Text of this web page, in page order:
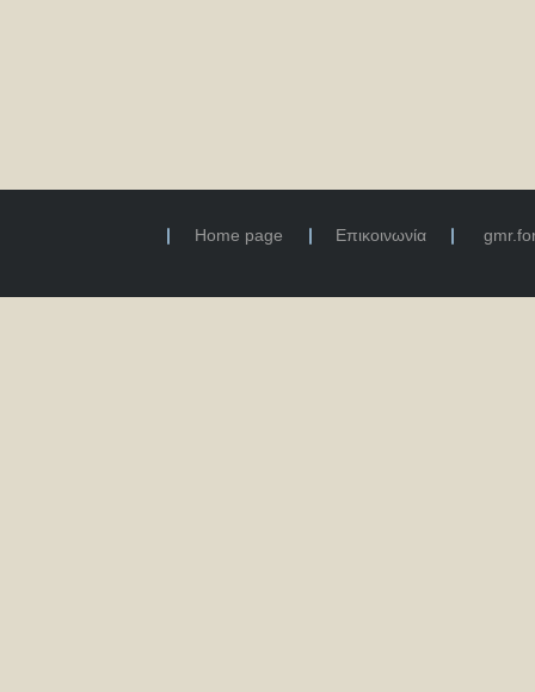
Home page Επικοινωνία